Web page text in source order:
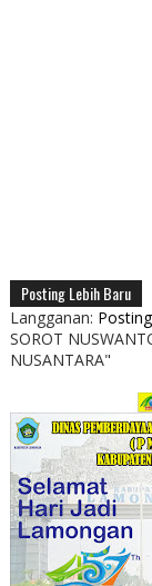
Posting Lebih Baru
Langganan:
SOROT
NUSANTARA"